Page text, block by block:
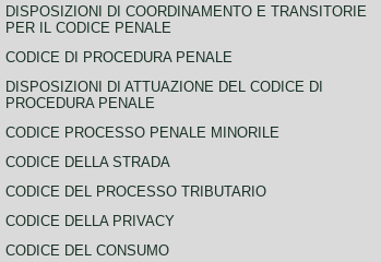
DISPOSIZIONI DI COORDINAMENTO E TRANSITORIE
PER IL CODICE PENALE
CODICE DI PROCEDURA PENALE
DISPOSIZIONI DI ATTUAZIONE DEL CODICE DI
PROCEDURA PENALE
CODICE PROCESSO PENALE MINORILE
CODICE DELLA STRADA
CODICE DEL PROCESSO TRIBUTARIO
CODICE DELLA PRIVACY
CODICE DEL CONSUMO